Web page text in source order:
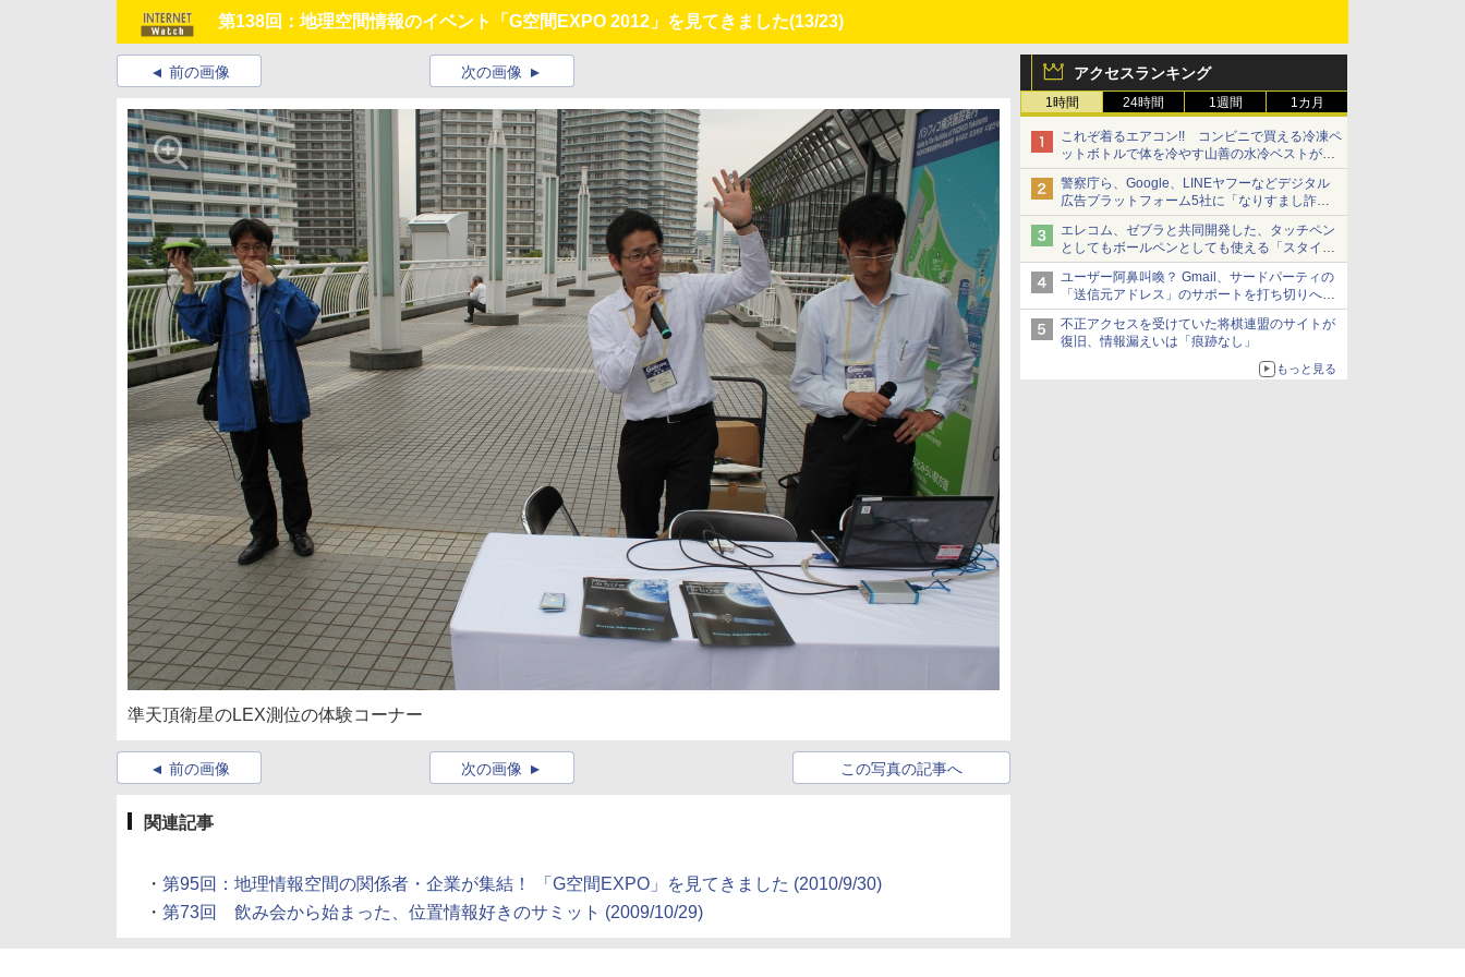
第138回：地理空間情報のイベント「G空間EXPO 2012」を見てきました(13/23)
アクセスランキング
1時間 24時間 1週間 1カ月
これぞ着るエアコン!! コンビニで買える冷凍ペ
ットボトルで体を冷やす山善の水冷ベストがロ
ードバイクにちょうどいい【ぼっち・ざ・ろー
ど！その14】【空いた時間でなにしてる？】
警察庁ら、Google、LINEヤフーなどデジタル
広告プラットフォーム5社に「なりすまし詐欺
広告」対策強化を要請 著名人の写真や映像を
使った投資詐欺などへの対策として
エレコム、ゼブラと共同開発した、タッチペン
としてもボールペンとしても使える「スタイラ
スツーウェイ」発売 iPadにも紙にも、持ち替
えずに書き込める
ユーザー阿鼻叫喚？ Gmail、サードパーティの
「送信元アドレス」のサポートを打ち切りへ
【やじうまWatch】
不正アクセスを受けていた将棋連盟のサイトが
復旧、情報漏えいは「痕跡なし」
もっと見る
前の画像 次の画像
準天頂衛星のLEX測位の体験コーナー
前の画像 この写真の記事へ
次の画像
関連記事
・ 第95回：地理情報空間の関係者・企業が集結！ 「G空間EXPO」を見てきました (2010/9/30)
・ 第73回 飲み会から始まった、位置情報好きのサミット (2009/10/29)